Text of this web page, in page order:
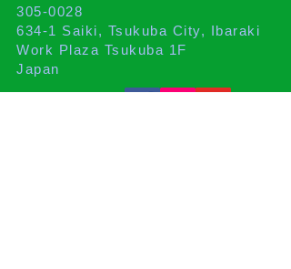
305-0028
634-1 Saiki, Tsukuba City, Ibaraki
Work Plaza Tsukuba 1F
Japan